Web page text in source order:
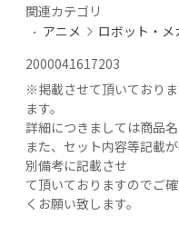
関連カテゴリ
アニメ
ロボット・
2000041617203
※掲載させて頂いており
ます。
詳細につきましては商品
また、セット内容等記載
別備考に記載させ
て頂いておりますのでご
くお願い致します。